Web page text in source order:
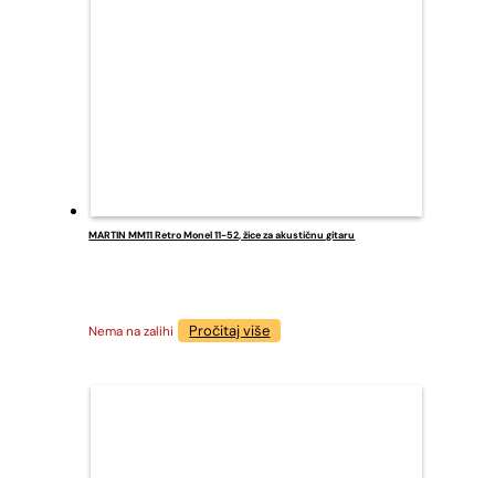
MARTIN MM11 Retro Monel 11-52, žice za akustičnu gitaru
Nema na zalihi Pročitaj više